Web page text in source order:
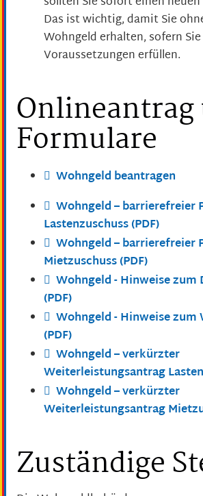
Das ist wichtig, damit Sie
Wohngeld erhalten, sofern
Voraussetzungen erfüllen.
Onlineantrag
Formulare
Wohngeld beantragen
Wohngeld – barrierefreier
Lastenzuschuss (PDF)
Wohngeld – barrierefreier
Mietzuschuss (PDF)
Wohngeld - Hinweise zum
(PDF)
Wohngeld - Hinweise
(PDF)
Wohngeld – verkürzter
Weiterleistungsantrag
Wohngeld – verkürzter
Weiterleistungsantrag
Zuständige